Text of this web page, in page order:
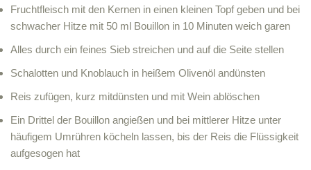
Fruchtfleisch mit den Kernen in einen kleinen Topf geben und bei
schwacher Hitze mit 50 ml Bouillon in 10 Minuten weich garen
Alles durch ein feines Sieb streichen und auf die Seite stellen
Schalotten und Knoblauch in heißem Olivenöl andünsten
Reis zufügen, kurz mitdünsten und mit Wein ablöschen
Ein Drittel der Bouillon angießen und bei mittlerer Hitze unter
häufigem Umrühren köcheln lassen, bis der Reis die Flüssigkeit
aufgesogen hat